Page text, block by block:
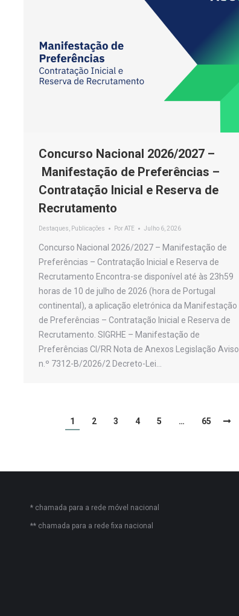
Concurso Nacional 2026/2027 –
Manifestação de Preferências –
Contratação Inicial e Reserva de
Recrutamento
Destaques Publicações PorATE Julho 6, 2026
Concurso Nacional 2026/2027 – Manifestação de
Preferências – Contratação Inicial e Reserva de
Recrutamento Encontra-se disponível até às 23h59
horas de 10 de julho de 2026 (hora de Portugal
continental), a aplicação eletrónica da Manifestação
de Preferências – Contratação Inicial e Reserva de
Recrutamento. SIGRHE – Manifestação de
Preferências CI/RR Nota de Anexos Legislação Aviso
n.º 7312-B/2026/2 Decreto-Lei…
1 2 3 4 5 … 65
* chamada para a rede móvel nacional
** chamada para a rede fixa nacional